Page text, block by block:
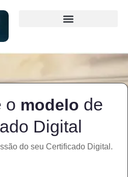
o modelo de
Digital
do seu Certificado Digital.